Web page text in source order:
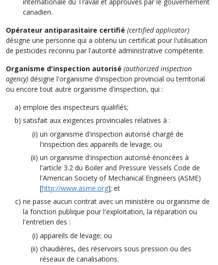
canadien.
Opérateur antiparasitaire certifié (certified applicator)
désigne une personne qui a obtenu un certificat pour l'utilisation
de pesticides reconnu par l'autorité administrative compétente.
Organisme d'inspection autorisé (authorized inspection
agency) désigne l'organisme d'inspection provincial ou territorial
ou encore tout autre organisme d'inspection, qui :
emploie des inspecteurs qualifiés;
satisfait aux exigences provinciales relatives à :
un organisme d'inspection autorisé chargé de
l'inspection des appareils de levage; ou
un organisme d'inspection autorisé énoncées à
l'article 3.2 du Boiler and Pressure Vessels Code de
l'American Society of Mechanical Engineers (ASME)
[http://www.asme.org]; et
ne passe aucun contrat avec un ministère ou organisme de
la fonction publique pour l'exploitation, la réparation ou
l'entretien des :
appareils de levage; ou
chaudières, des réservoirs sous pression ou des
réseaux de canalisations.